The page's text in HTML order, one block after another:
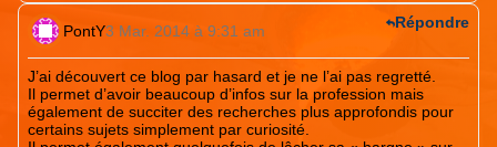
PontY3 Mar. 2014 à 9:31 am
J’ai découvert ce blog par hasard et je ne l’ai pas regretté.
Il permet d’avoir beaucoup d’infos sur la profession mais
également de succiter des recherches plus approfondis pour
certains sujets simplement par curiosité.
Répondre